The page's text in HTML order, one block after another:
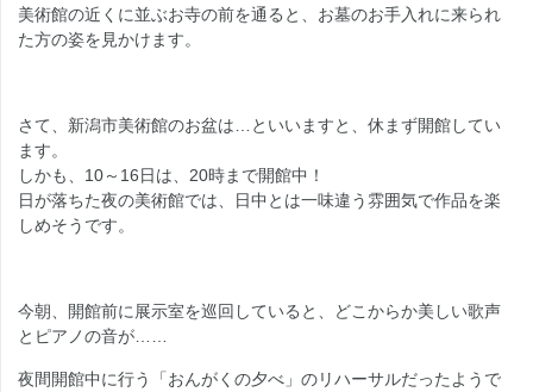
美術館の近くに並ぶお寺の前を通ると、お墓のお手入れに来られ
た方の姿を見かけます。
さて、新潟市美術館のお盆は…といいますと、休まず開館してい
ます。
しかも、10～16日は、20時まで開館中！
日が落ちた夜の美術館では、日中とは一味違う雰囲気で作品を楽
しめそうです。
今朝、開館前に展示室を巡回していると、どこからか美しい歌声
とピアノの音が……
夜間開館中に行う「おんがくの夕べ」のリハーサルだったようで